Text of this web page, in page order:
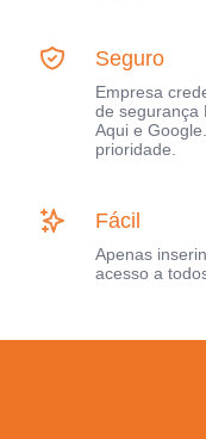
Seguro
Empresa
de segurança
Aqui e
prioridade.
Fácil
Apenas
acesso a